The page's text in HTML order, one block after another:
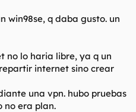
win98se, q daba gusto. un
no lo haria libre, ya q un
internet sino crear
una vpn. hubo pruebas
no era plan.